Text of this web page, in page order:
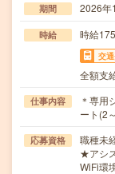
期間 2026年
時給 時給
交
全額支
仕事内容
＊専用
ート(2
応募資格
職種未
★アシ
WiFi環